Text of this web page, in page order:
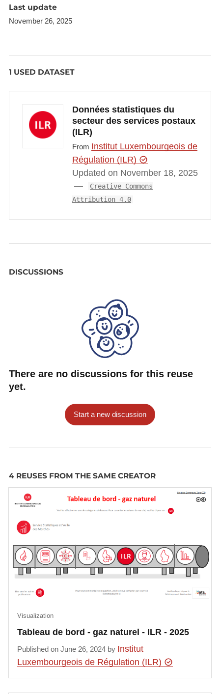
Last update
November 26, 2025
1 USED DATASET
Données statistiques du
secteur des services postaux
(ILR)
From Institut Luxembourgeois de
Régulation (ILR)
Updated on November 18, 2025
Creative Commons
Attribution 4.0
DISCUSSIONS
There are no discussions for this reuse
yet.
Start a new discussion
4 REUSES FROM THE SAME CREATOR
Tableau de bord - gaz naturel - ILR - 2025
Visualization
Published on June 26, 2024 by Institut
Luxembourgeois de Régulation (ILR)